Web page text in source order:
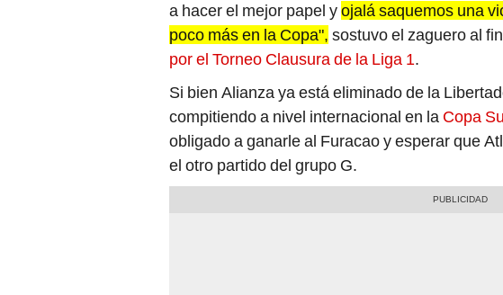
a hacer el mejor papel yojalá saquemos una
poco más en la Copa", sostuvo el zaguero al
por el Torneo Clausura de la Liga 1.
Si bien Alianza ya está eliminado de la
compitiendo a nivel internacional en la Copa
obligado a ganarle al Furacao y esperar que
el otro partido del grupo G.